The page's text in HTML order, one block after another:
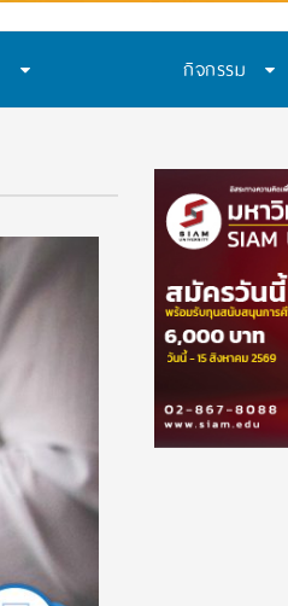
กิจกรรม